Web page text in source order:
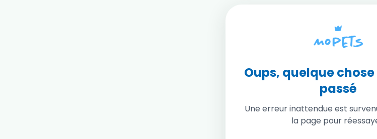
Oups, quelque
passé
Une erreur inattendue est
la page pour